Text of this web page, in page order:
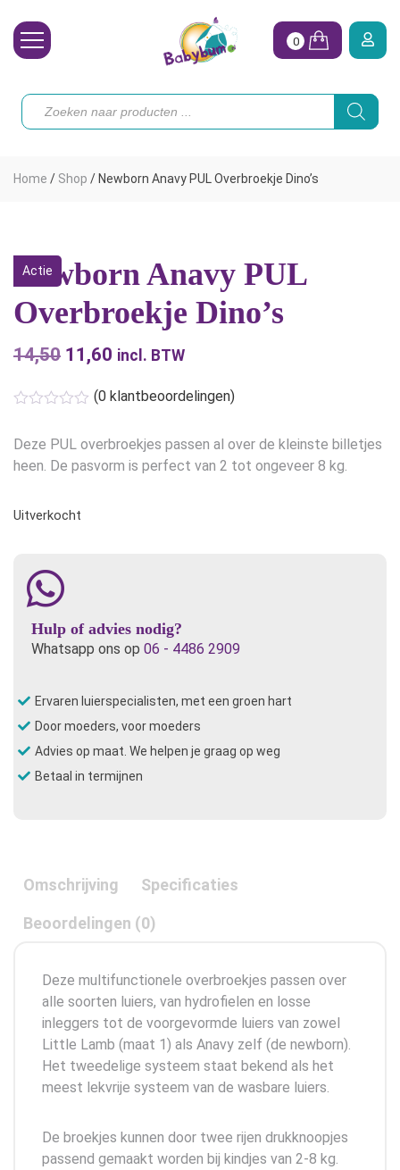
Toebehoren
Onze merken
Hoe begin ik?
0
Producten
zoeken
Home / Shop / Newborn Anavy PUL Overbroekje Dino’s
Actie
Newborn Anavy PUL
Overbroekje Dino’s
14,50 Oorspronkelijke
was:
€14,50.
11,60 Huidige
€11,60.
incl. BTW
(0 klantbeoordelingen)
Deze PUL overbroekjes passen al over de kleinste billetjes
heen. De pasvorm is perfect van 2 tot ongeveer 8 kg.
Uitverkocht
Hulp of advies nodig?
Whatsapp ons op 06 - 4486 2909
Ervaren luierspecialisten, met een groen hart
Door moeders, voor moeders
Advies op maat. We helpen je graag op weg
Betaal in termijnen
Omschrijving Specificaties
Beoordelingen (0)
Deze multifunctionele overbroekjes passen over
alle soorten luiers, van hydrofielen en losse
inleggers tot de voorgevormde luiers van zowel
Little Lamb (maat 1) als Anavy zelf (de newborn).
Het tweedelige systeem staat bekend als het
meest lekvrije systeem van de wasbare luiers.
De broekjes kunnen door twee rijen drukknoopjes
passend gemaakt worden bij kindjes van 2-8 kg.